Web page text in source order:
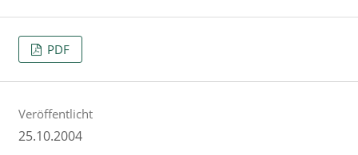
PDF
Veröffentlicht
25.10.2004